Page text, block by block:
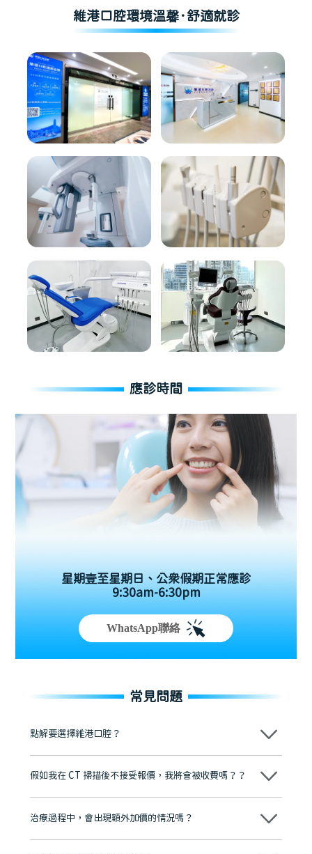
維港口腔環境溫馨·舒適就診
應診時間
星期壹至星期日、公眾假期正常應診
9:30am-6:30pm
WhatsApp聯絡
常見問題
點解要選擇維港口腔？
維港口腔踐行「醫道濟世」的大學校訓，各分院匯聚來自香港、內地的
牌」、「2025香港企業領袖品牌」，是諾貝爾種植系統全球放心植牙中
至今已服務超過三十個國家和地區的顧客，受到粵港澳大灣區及周邊城
市市民極高的口碑評價及信任推薦 珠海、深圳設有八大分院，香港亦設
有咨詢及服務保障中心，有任何問題都可以隨時預約免費咨詢，讓人十
假如我在 CT 掃描後不接受報價，我將會被收費嗎？？
不會！只要未開始實際服務之前，你不會被收取任何費用。
治療過程中，會出現額外加價的情況嗎？
不會，治療前我們會詳細說明治療方案及對應的價錢，顧客同意並簽字